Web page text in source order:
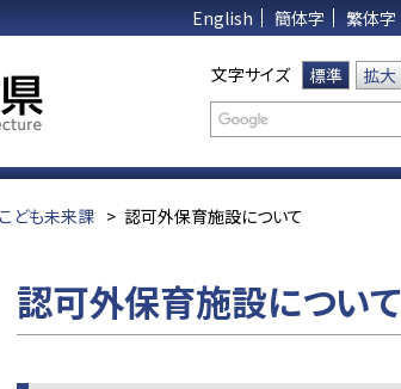
English 簡体字 繁体字
文字サイズ 標準 拡大
こども未来課 > 認可外保育施設について
認可外保育施設について